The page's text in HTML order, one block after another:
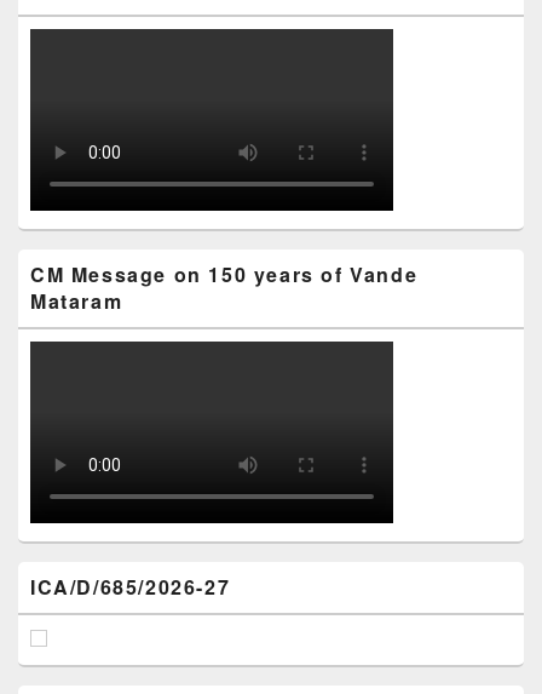
CM Message on 150 years of Vande
Mataram
ICA/D/685/2026-27